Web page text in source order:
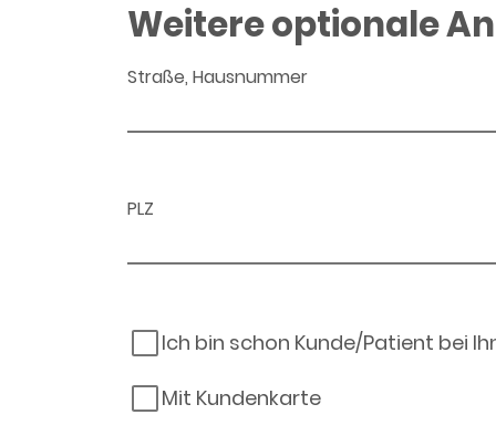
Weitere optionale
Straße, Hausnummer
PLZ
Ich bin schon Kunde/Patient bei
Mit Kundenkarte